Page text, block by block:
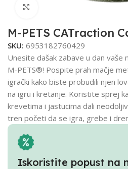
M-PETS CATraction
SKU: 6953182760429
Unesite dašak zabave u dan vaše
M-PETS®! Pospite prah mačje
igrački kako biste probudili njen
na igru i kretanje. Koristite sprej
krevetima i jastucima dali
tren početi da se igra, grebe i
Iskoristite popust na